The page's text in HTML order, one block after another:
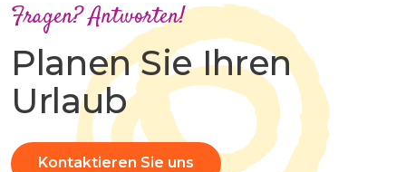
Fragen? Antworten!
Planen Sie Ihren
Urlaub
Kontaktieren Sie uns